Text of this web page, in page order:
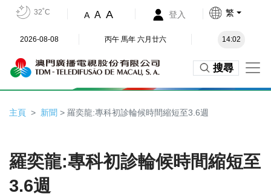
32˚C A A A 登入 繁
2026-08-08 丙午 馬年 六月廿六 14:02
搜尋
主頁 新聞 > 羅奕龍:專科初診輪候時間縮短至3.6週
羅奕龍:專科初診輪候時間縮短至
3.6週